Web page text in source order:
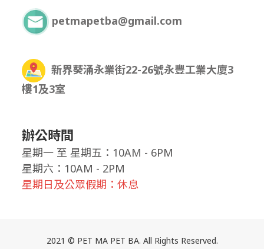
petmapetba@gmail.com
新界葵涌永業街22-26號永豐工業大廈3
樓1及3室
辦公時間
星期一 至 星期五：10AM - 6PM
星期六：10AM - 2PM
星期日及公眾假期：休息
2021 © PET MA PET BA. All Rights Reserved.